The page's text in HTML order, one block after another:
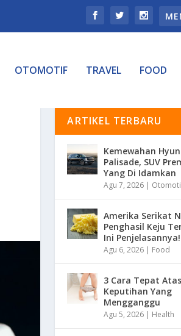
OTOMOTIF TRAVEL FOOD
ARTIKEL TERBARU
Kemewahan
Palisade, SUV
Yang Di Idamkan
Agu 7, 2026 |
Amerika Serikat
Penghasil Keju
Ini Penjelasannya!
Agu 6, 2026 | Food
3 Cara Tepat
Keputihan Yang
Mengganggu
Agu 5, 2026 | Health